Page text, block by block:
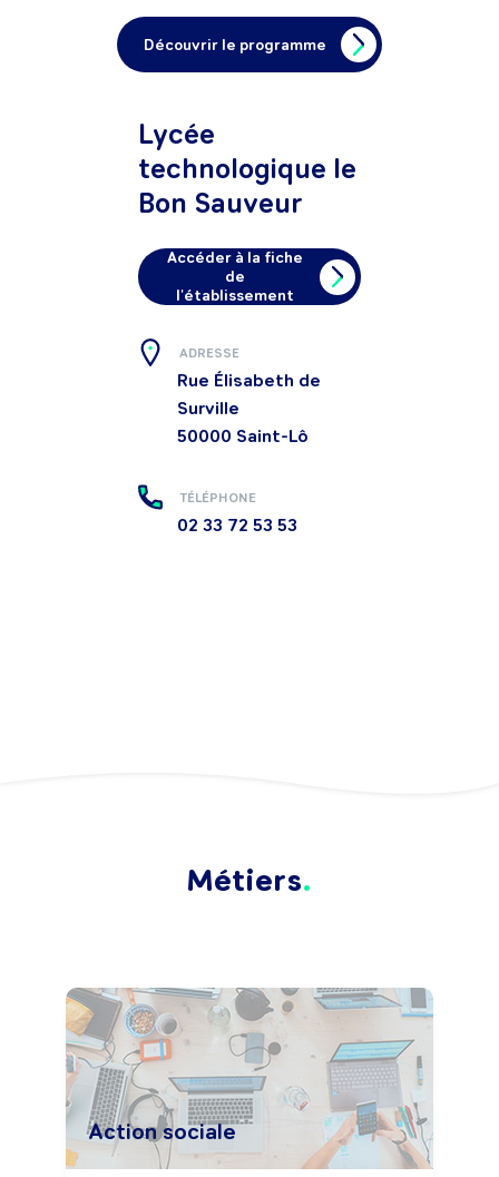
Découvrir le programme
Lycée
technologique le
Bon Sauveur
Accéder à la fiche
de
l'établissement
ADRESSE
Rue Élisabeth de
Surville
50000 Saint-Lô
TÉLÉPHONE
02 33 72 53 53
Métiers
Action sociale